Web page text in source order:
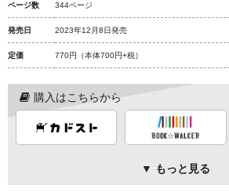
ページ数 344ページ
発売日 2023年12月8日発売
定価 770円 （本体700円+税）
購入はこちらから
▼ もっと見る